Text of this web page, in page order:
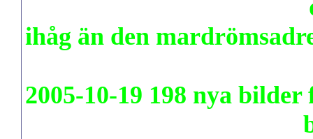
ihåg än den
2005-10-19 198 nya